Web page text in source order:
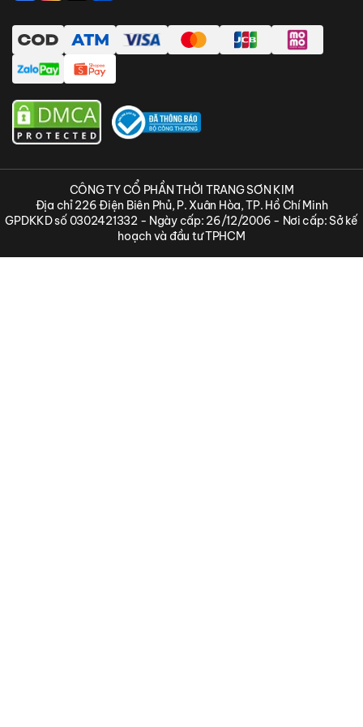
CÔNG TY CỔ PHẦN THỜI TRANG SƠN KIM
Địa chỉ 226 Điện Biên Phủ, P. Xuân Hòa, TP. Hồ Chí Minh
GPDKKD số 0302421332 - Ngày cấp: 26/12/2006 - Nơi cấp: Sở kế
hoạch và đầu tư TPHCM